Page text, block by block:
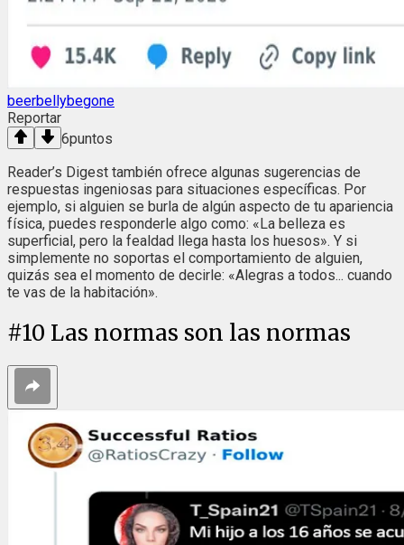
beerbellybegone
Reportar
6puntos
Reader’s Digest también ofrece algunas sugerencias de
respuestas ingeniosas para situaciones específicas. Por
ejemplo, si alguien se burla de algún aspecto de tu apariencia
física, puedes responderle algo como: «La belleza es
superficial, pero la fealdad llega hasta los huesos». Y si
simplemente no soportas el comportamiento de alguien,
quizás sea el momento de decirle: «Alegras a todos... cuando
te vas de la habitación».
#10 Las normas son las normas